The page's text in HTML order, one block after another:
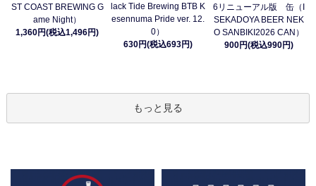
ST COAST BREWING G
ame Night）
1,360円(税込1,496円)
lack Tide Brewing BTB K
esennuma Pride ver. 12.
0）
630円(税込693円)
6リニューアル版 缶（I
SEKADOYA BEER NEK
O SANBIKI2026 CAN）
900円(税込990円)
もっと見る